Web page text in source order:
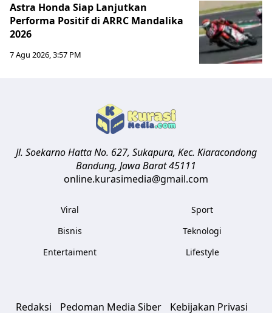
Astra Honda Siap Lanjutkan
Performa Positif di ARRC Mandalika
2026
7 Agu 2026, 3:57 PM
Jl. Soekarno Hatta No. 627, Sukapura, Kec. Kiaracondong
Bandung, Jawa Barat45111
online.kurasimedia@gmail.com
Viral
Bisnis
Entertaiment
Sport
Teknologi
Lifestyle
Redaksi Pedoman Media Siber Kebijakan Privasi